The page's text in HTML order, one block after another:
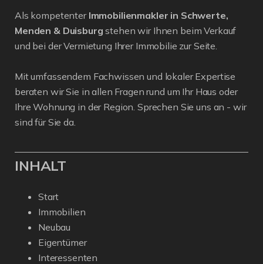
Als kompetenter Immobilienmakler in Schwerte,
Menden & Duisburg stehen wir Ihnen beim Verkauf
und bei der Vermietung Ihrer Immobilie zur Seite.
Mit umfassendem Fachwissen und lokaler Expertise
beraten wir Sie in allen Fragen rund um Ihr Haus oder
Ihre Wohnung in der Region. Sprechen Sie uns an - wir
sind für Sie da.
INHALT
Start
Immobilien
Neubau
Eigentümer
Interessenten